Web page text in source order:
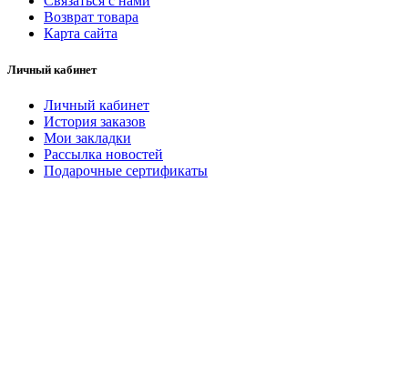
Возврат товара
Карта сайта
Личный кабинет
Личный кабинет
История заказов
Мои закладки
Рассылка новостей
Подарочные сертификаты